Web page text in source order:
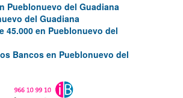
Pueblonuevo del Guadiana
del Guadiana
45.000 en Pueblonuevo del
Bancos en Pueblonuevo del